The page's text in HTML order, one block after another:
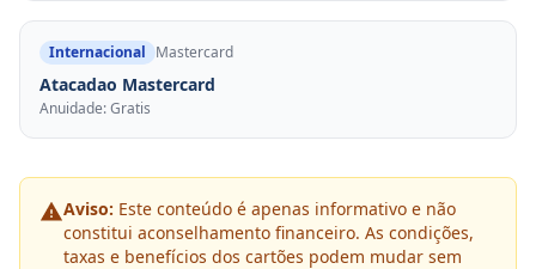
Internacional Mastercard
Atacadao Mastercard
Anuidade: Gratis
Aviso: Este conteúdo é apenas informativo e não
constitui aconselhamento financeiro. As condições,
taxas e benefícios dos cartões podem mudar sem